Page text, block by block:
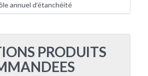
annuel d’étanchéité
PRODUITS